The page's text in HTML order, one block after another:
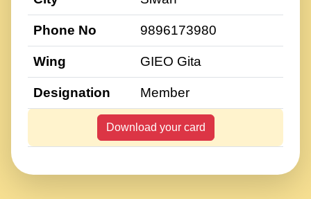
Phone No 9896173980
Wing GIEO Gita
Designation Member
Download your card